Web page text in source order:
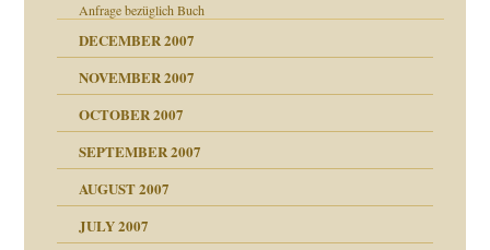
Anfrage bezüglich Buch
DECEMBER 2007
NOVEMBER 2007
OCTOBER 2007
SEPTEMBER 2007
AUGUST 2007
JULY 2007